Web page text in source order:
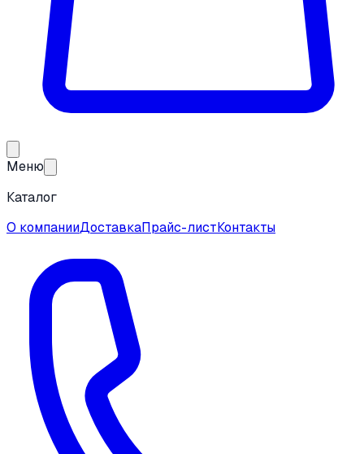
Меню
Каталог
О компанииДоставкаПрайс-листКонтакты